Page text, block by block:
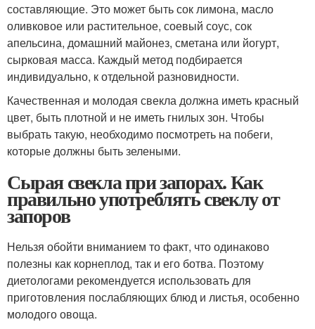
составляющие. Это может быть сок лимона, масло
оливковое или растительное, соевый соус, сок
апельсина, домашний майонез, сметана или йогурт,
сырковая масса. Каждый метод подбирается
индивидуально, к отдельной разновидности.
Качественная и молодая свекла должна иметь красный
цвет, быть плотной и не иметь гнилых зон. Чтобы
выбрать такую, необходимо посмотреть на побеги,
которые должны быть зелеными.
Сырая свекла при запорах. Как
правильно употреблять свеклу от
запоров
Нельзя обойти вниманием то факт, что одинаково
полезны как корнеплод, так и его ботва. Поэтому
диетологами рекомендуется использовать для
приготовления послабляющих блюд и листья, особенно
молодого овоща.